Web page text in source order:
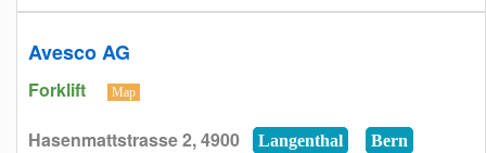
Avesco AG
Forklift Map
Hasenmattstrasse 2, 4900 Langenthal Bern